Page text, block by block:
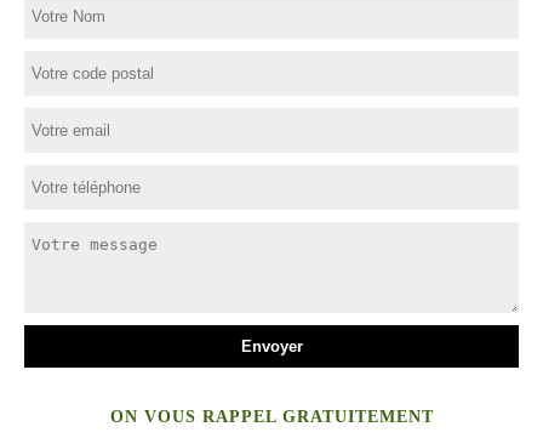
ON VOUS RAPPEL GRATUITEMENT